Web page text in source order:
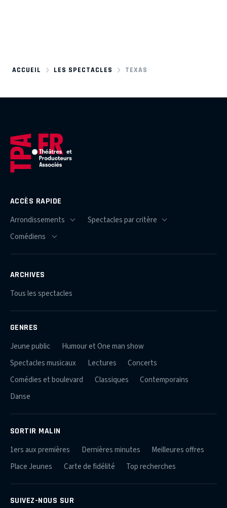
ACCUEIL LES SPECTACLES TEXAS
ACCÈS RAPIDE
ARCHIVES
Tous les spectacles
GENRES
Jeune public
Humour et One man show
Spectacles musicaux
Lectures
Concerts
Comédies et boulevard
Classiques
Contemporains
Danse
SORTIR MALIN
1ers aux premières Dernières minutes
Meilleures offres
Place Jeunes
Carte de fidélité Top recherches
SUIVEZ-NOUS SUR